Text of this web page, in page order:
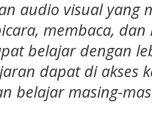
audio visual yang
membaca,
belajar dengan
dapat di akses
belajar masing-